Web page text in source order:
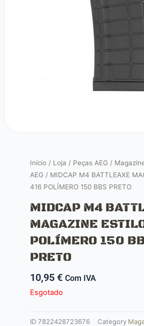
Início / Loja / Peças AEG /
AEG / MIDCAP M4 BATTLEAXE
416 POLÍMERO 150 BBS PRETO
MIDCAP M4
MAGAZINE
POLÍMERO 150
PRETO
10,95 € Com IVA
Esgotado
ID 7822428723676 Category